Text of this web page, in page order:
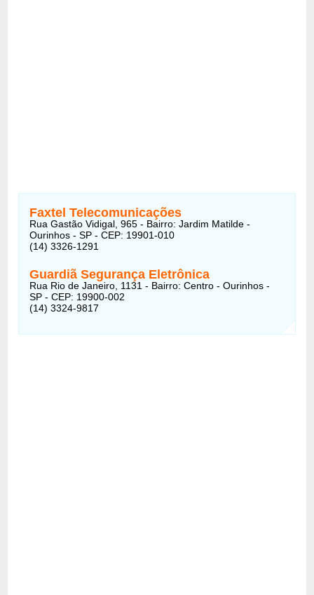
Faxtel Telecomunicações
Rua Gastão Vidigal, 965 - Bairro: Jardim Matilde -
Ourinhos - SP - CEP: 19901-010
(14) 3326-1291
Guardiã Segurança Eletrônica
Rua Rio de Janeiro, 1131 - Bairro: Centro - Ourinhos -
SP - CEP: 19900-002
(14) 3324-9817